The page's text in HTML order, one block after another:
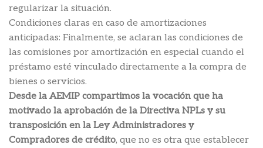
regularizar la situación.
Condiciones claras en caso de amortizaciones
anticipadas: Finalmente, se aclaran las condiciones de
las comisiones por amortización en especial cuando el
préstamo esté vinculado directamente a la compra de
bienes o servicios.
Desde la AEMIP compartimos la vocación que ha
motivado la aprobación de la Directiva NPLs y su
transposición en la Ley Administradores y
Compradores de crédito, que no es otra que establecer